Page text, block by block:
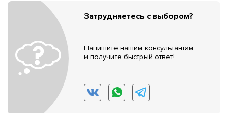
Затрудняетесь с выбором?
Напишите нашим консультантам
и получите быстрый ответ!